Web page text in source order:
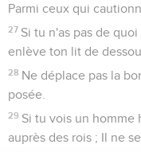
Parmi ceux qui
27 Si tu n'as pas de
enlève ton lit de
28 Ne déplace pas la
posée.
29 Si tu vois un homme
auprès des rois ; Il ne